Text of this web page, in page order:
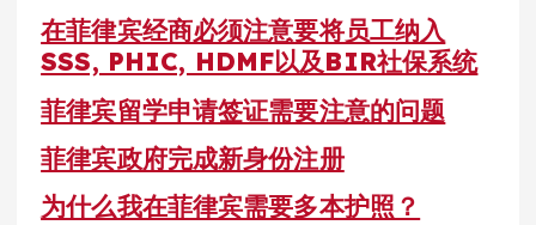
在菲律宾经商必须注意要将员工纳入
SSS, PHIC, HDMF以及BIR社保系统
菲律宾留学申请签证需要注意的问题
菲律宾政府完成新身份注册
为什么我在菲律宾需要多本护照？